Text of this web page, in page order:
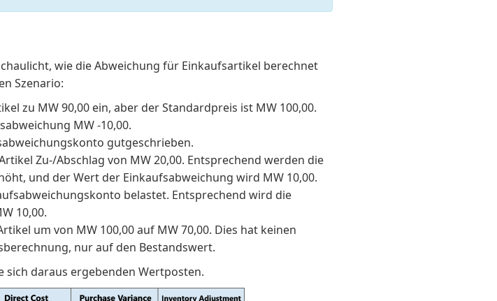
wie die Abweichung für Einkaufsartikel berechnet
Szenario:
zu MW 90,00 ein, aber der Standardpreis ist MW 100,00.
MW -10,00.
gutgeschrieben.
Zu-/Abschlag von MW 20,00. Entsprechend werden die
und der Wert der Einkaufsabweichung wird MW 10,00.
belastet. Entsprechend wird die
10,00.
um von MW 100,00 auf MW 70,00. Dies hat keinen
nur auf den Bestandswert.
sich daraus ergebenden Wertposten.